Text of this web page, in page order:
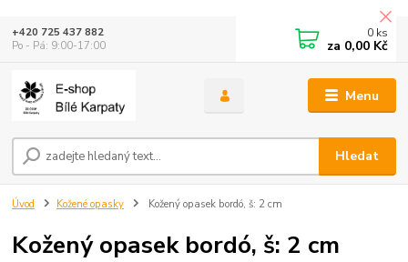
Menu
Hledat
+420 725 437 882
Po - Pá: 9:00-17:00
0 ks
za 0,00 Kč
Úvod Kožené opasky Kožený opasek bordó, š: 2 cm
Kožený opasek bordó, š: 2 cm